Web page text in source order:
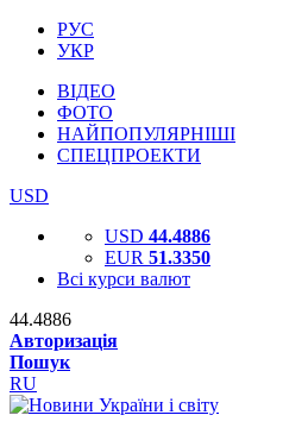
РУС
УКР
ВІДЕО
ФОТО
НАЙПОПУЛЯРНІШІ
СПЕЦПРОЕКТИ
USD
USD 44.4886
EUR 51.3350
Всі курси валют
44.4886
Авторизація
Пошук
RU